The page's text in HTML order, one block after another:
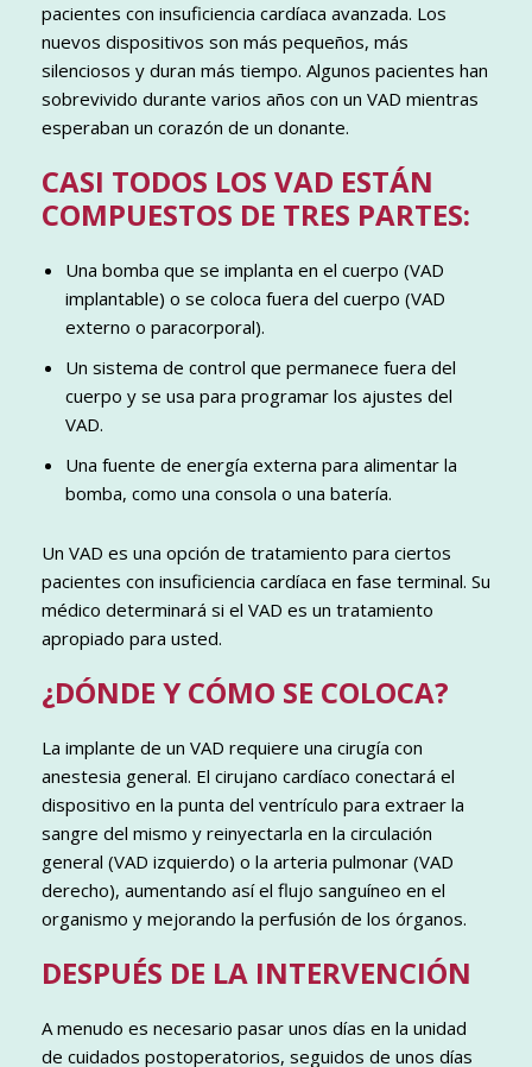
pacientes con insuficiencia cardíaca avanzada. Los
nuevos dispositivos son más pequeños, más
silenciosos y duran más tiempo. Algunos pacientes han
sobrevivido durante varios años con un VAD mientras
esperaban un corazón de un donante.
CASI TODOS LOS VAD ESTÁN
COMPUESTOS DE TRES PARTES:
Una bomba que se implanta en el cuerpo (VAD
implantable) o se coloca fuera del cuerpo (VAD
externo o paracorporal).
Un sistema de control que permanece fuera del
cuerpo y se usa para programar los ajustes del
VAD.
Una fuente de energía externa para alimentar la
bomba, como una consola o una batería.
Un VAD es una opción de tratamiento para ciertos
pacientes con insuficiencia cardíaca en fase terminal. Su
médico determinará si el VAD es un tratamiento
apropiado para usted.
¿DÓNDE Y CÓMO SE COLOCA?
La implante de un VAD requiere una cirugía con
anestesia general. El cirujano cardíaco conectará el
dispositivo en la punta del ventrículo para extraer la
sangre del mismo y reinyectarla en la circulación
general (VAD izquierdo) o la arteria pulmonar (VAD
derecho), aumentando así el flujo sanguíneo en el
organismo y mejorando la perfusión de los órganos.
DESPUÉS DE LA INTERVENCIÓN
A menudo es necesario pasar unos días en la unidad
de cuidados postoperatorios, seguidos de unos días